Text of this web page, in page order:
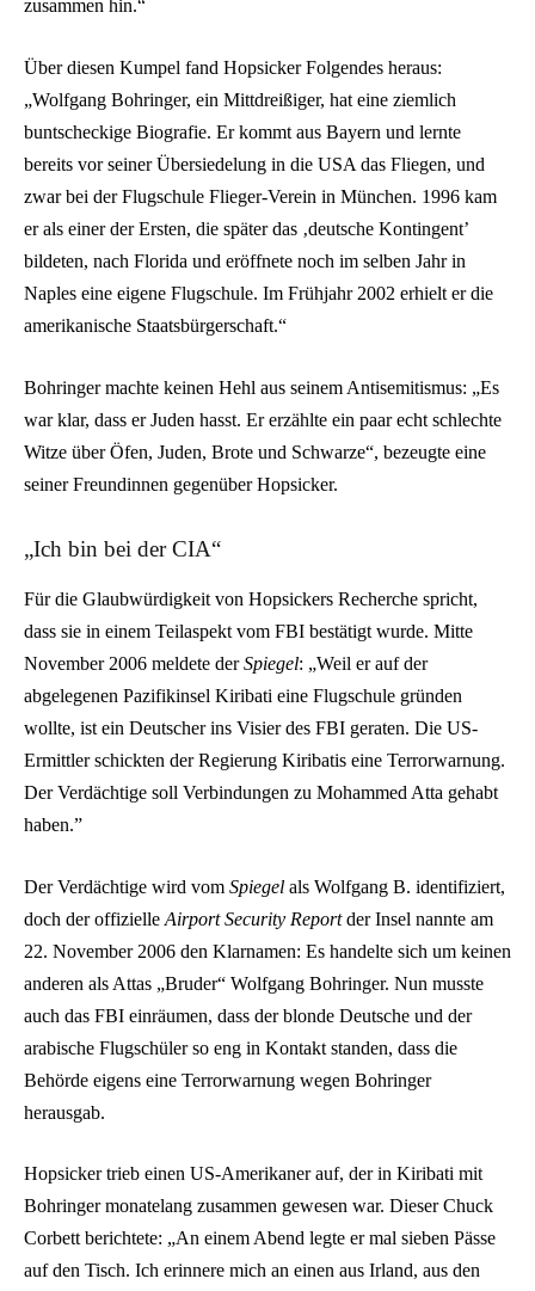
zusammen hin.“
Über diesen Kumpel fand Hopsicker Folgendes heraus:
„Wolfgang Bohringer, ein Mittdreißiger, hat eine ziemlich
buntscheckige Biografie. Er kommt aus Bayern und lernte
bereits vor seiner Übersiedelung in die USA das Fliegen, und
zwar bei der Flugschule Flieger-Verein in München. 1996 kam
er als einer der Ersten, die später das ‚deutsche Kontingent’
bildeten, nach Florida und eröffnete noch im selben Jahr in
Naples eine eigene Flugschule. Im Frühjahr 2002 erhielt er die
amerikanische Staatsbürgerschaft.“
Bohringer machte keinen Hehl aus seinem Antisemitismus: „Es
war klar, dass er Juden hasst. Er erzählte ein paar echt schlechte
Witze über Öfen, Juden, Brote und Schwarze“, bezeugte eine
seiner Freundinnen gegenüber Hopsicker.
„Ich bin bei der CIA“
Für die Glaubwürdigkeit von Hopsickers Recherche spricht,
dass sie in einem Teilaspekt vom FBI bestätigt wurde. Mitte
November 2006 meldete derSpiegel: „Weil er auf der
abgelegenen Pazifikinsel Kiribati eine Flugschule gründen
wollte, ist ein Deutscher ins Visier des FBI geraten. Die US-
Ermittler schickten der Regierung Kiribatis eine Terrorwarnung.
Der Verdächtige soll Verbindungen zu Mohammed Atta gehabt
haben.”
Der Verdächtige wird vom Spiegel als Wolfgang B. identifiziert,
doch der offizielle Airport Security Reportder Insel nannte am
22. November 2006 den Klarnamen: Es handelte sich um keinen
anderen als Attas „Bruder“ Wolfgang Bohringer. Nun musste
auch das FBI einräumen, dass der blonde Deutsche und der
arabische Flugschüler so eng in Kontakt standen, dass die
Behörde eigens eine Terrorwarnung wegen Bohringer
herausgab.
Hopsicker trieb einen US-Amerikaner auf, der in Kiribati mit
Bohringer monatelang zusammen gewesen war. Dieser Chuck
Corbett berichtete: „An einem Abend legte er mal sieben Pässe
auf den Tisch. Ich erinnere mich an einen aus Irland, aus den